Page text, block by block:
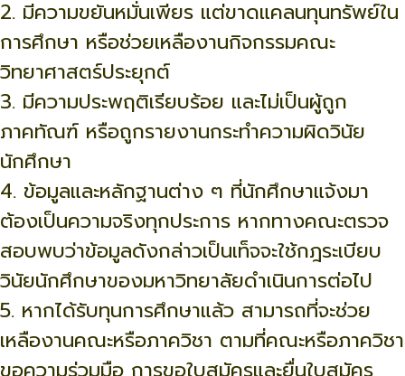
2. มีความขยันหมั่นเพียร แต่ขาดแคลนทุนทรัพย์ใน
การศึกษา หรือช่วยเหลืองานกิจกรรมคณะ
วิทยาศาสตร์ประยุกต์
3. มีความประพฤติเรียบร้อย และไม่เป็นผู้ถูก
ภาคทัณฑ์ หรือถูกรายงานกระทำความผิดวินัย
นักศึกษา
4. ข้อมูลและหลักฐานต่าง ๆ ที่นักศึกษาแจ้งมา
ต้องเป็นความจริงทุกประการ หากทางคณะตรวจ
สอบพบว่าข้อมูลดังกล่าวเป็นเท็จจะใช้กฎระเบียบ
วินัยนักศึกษาของมหาวิทยาลัยดำเนินการต่อไป
5. หากได้รับทุนการศึกษาแล้ว สามารถที่จะช่วย
เหลืองานคณะหรือภาควิชา ตามที่คณะหรือภาควิชา